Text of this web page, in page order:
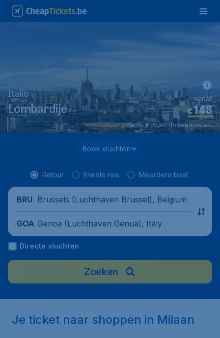
Italië
Lombardije €148*
vanaf
*excl. € 25,90 dossierkosten.
Boek vluchten
Retour Enkele reis Meerdere best.
BRU Brussels (Luchthaven Brussel), Belgium
GOA Genoa (Luchthaven Genua), Italy
Directe vluchten
Zoeken
Je ticket naar shoppen in Milaan